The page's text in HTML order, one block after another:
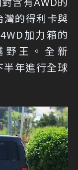
灣的得利卡與
加力箱的
野王。全新
年進行全球